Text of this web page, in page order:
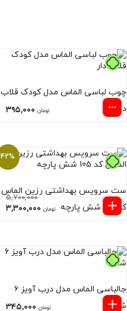
چوب لباسی الماس مدل کودک قلاب
دار
تومان
42%
ست سرویس بهداشتی رزین الماس
کد 105 شش پارچه
۵,۷۰۰,۰۰۰
تومان
جالباسی الماس مدل درب آویز ۶
شاخه
تومان